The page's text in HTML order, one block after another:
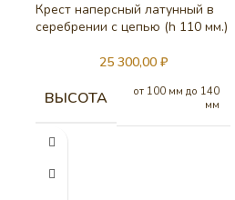
Крест наперсный латунный в
серебрении c цепью (h 110 мм.)
25 300,00 ₽
ВЫСОТА
от 100 мм до 140
мм